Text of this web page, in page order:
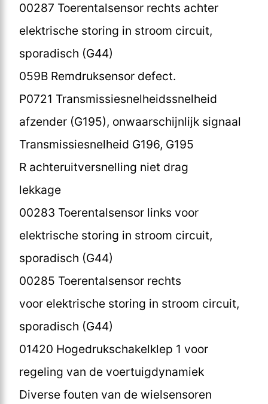
00287 Toerentalsensor rechts achter
elektrische storing in stroom circuit,
sporadisch (G44)
059B Remdruksensor defect.
P0721 Transmissiesnelheidssnelheid
afzender (G195), onwaarschijnlijk signaal
Transmissiesnelheid G196, G195
R achteruitversnelling niet drag
lekkage
00283 Toerentalsensor links voor
elektrische storing in stroom circuit,
sporadisch (G44)
00285 Toerentalsensor rechts
voor elektrische storing in stroom circuit,
sporadisch (G44)
01420 Hogedrukschakelklep 1 voor
regeling van de voertuigdynamiek
Diverse fouten van de wielsensoren